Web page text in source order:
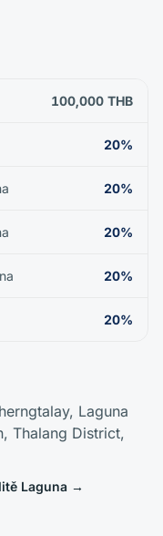
100,000 THB
20%
20%
20%
20%
20%
Laguna
Thalang District,
Laguna →